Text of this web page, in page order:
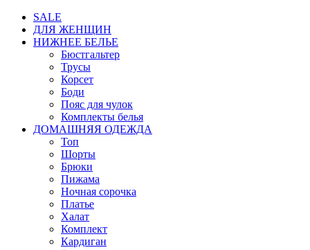
SALE
ДЛЯ ЖЕНЩИН
НИЖНЕЕ БЕЛЬЕ
Бюстгальтер
Трусы
Корсет
Боди
Пояс для чулок
Комплекты белья
ДОМАШНЯЯ ОДЕЖДА
Топ
Шорты
Брюки
Пижама
Ночная сорочка
Платье
Халат
Комплект
Кардиган